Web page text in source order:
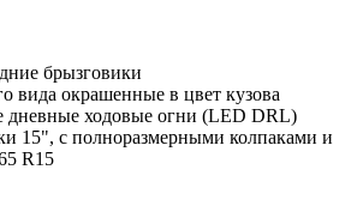
брызговики
вида окрашенные в цвет кузова
дневные ходовые огни (LED DRL)
15", с полноразмерными колпаками и
R15